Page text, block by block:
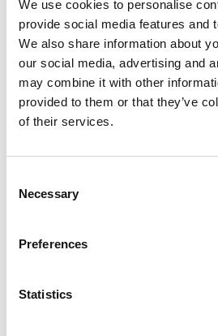
We use cookies to personalise
provide social media features and
We also share information about
our social media, advertising and
may combine it with other
provided to them or that they’ve
of their services.
Selection
Necessary
Preferences
Statistics
QUOTES
«Этот закон позволит
один шаг приблизиться
стигмы и
защита прав человека,
является примером для